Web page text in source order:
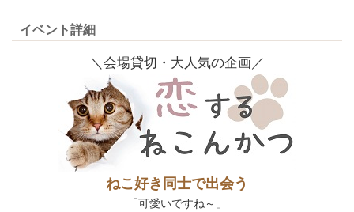
イベント詳細
＼会場貸切・大人気の企画／
ねこ好き同士で出会う
「可愛いですね～」